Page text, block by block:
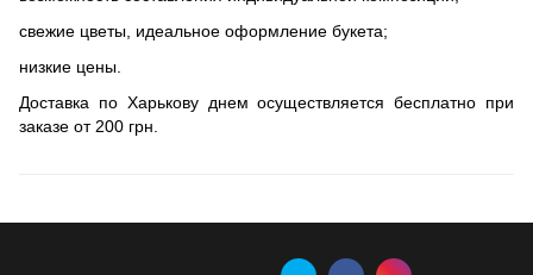
свежие цветы, идеальное оформление букета;
низкие цены.
Доставка по Харькову днем осуществляется бесплатно при
заказе от 200 грн.